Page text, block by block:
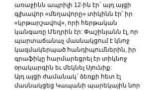
առաջինն ապրիլի 12-ին էր` այդ այցի
գլխավոր «մեղավորը» տիկինն էր՝ իր
«կրթարշավով», որի հերթական
կանգառը Մեղրին էր: Փաշինյանն էլ, որ
պարտաճանաչ մասնակցում է կնոջ
կազմակերպած հանդիպումներին, իր
գրաֆիկը հարմարեցրել էր տիկնոջ
օրակարգին եւ մեկնել Սյունիք:
Այդ այցի ժամանակ` ձեռքի հետ էլ
մասնակցեց Կապանի պարեկային նոր